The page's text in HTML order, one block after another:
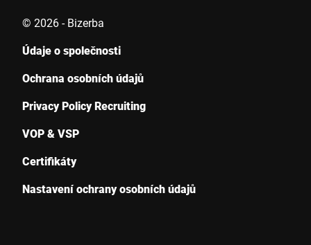
© 2026 - Bizerba
Údaje o společnosti
Ochrana osobních údajů
Privacy Policy Recruiting
VOP & VSP
Certifikáty
Nastavení ochrany osobních údajů